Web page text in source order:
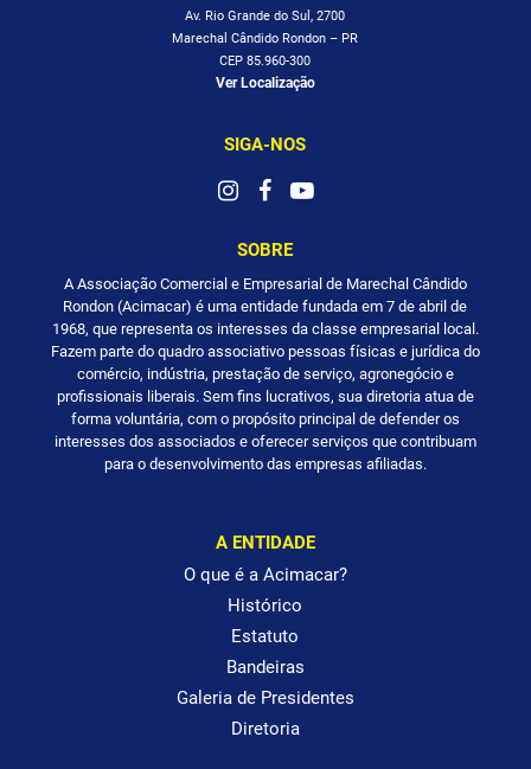
Av. Rio Grande do Sul, 2700
Marechal Cândido Rondon – PR
CEP 85.960-300
Ver Localização
SIGA-NOS
SOBRE
A Associação Comercial e Empresarial de Marechal Cândido
Rondon (Acimacar) é uma entidade fundada em 7 de abril de
1968, que representa os interesses da classe empresarial local.
Fazem parte do quadro associativo pessoas físicas e jurídica do
comércio, indústria, prestação de serviço, agronegócio e
profissionais liberais. Sem fins lucrativos, sua diretoria atua de
forma voluntária, com o propósito principal de defender os
interesses dos associados e oferecer serviços que contribuam
para o desenvolvimento das empresas afiliadas.
A ENTIDADE
O que é a Acimacar?
Histórico
Estatuto
Bandeiras
Galeria de Presidentes
Diretoria